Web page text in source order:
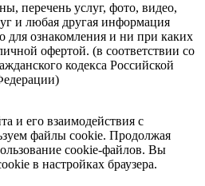
перечень услуг, фото, видео,
и любая другая информация
для ознакомления и ни при каких
офертой. (в соответствии со
кодекса Российской
и его взаимодействия с
файлы cookie. Продолжая
cookie-файлов. Вы
в настройках браузера.